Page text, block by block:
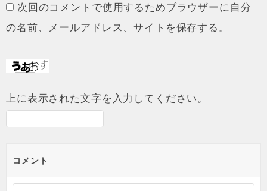
次回のコメントで使用するためブラウザーに自分
の名前、メールアドレス、サイトを保存する。
上に表示された文字を入力してください。
コメント